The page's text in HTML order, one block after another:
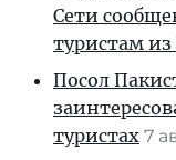
Сети
туристам из
Посол
туристах 7